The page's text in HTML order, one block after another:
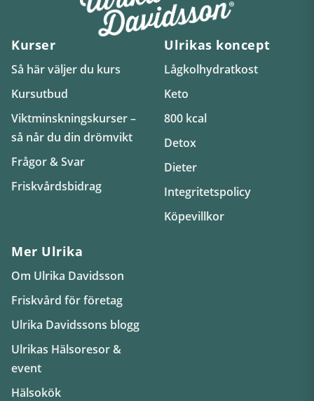
Kurser
Så här väljer du kurs
Kursutbud
Viktminskningskurser –
så når du din drömvikt
Frågor & Svar
Friskvårdsbidrag
Ulrikas koncept
Lågkolhydratkost
Keto
800 kcal
Detox
Dieter
Integritetspolicy
Köpevillkor
Mer Ulrika
Om Ulrika Davidsson
Friskvård för företag
Ulrika Davidssons blogg
Ulrikas Hälsoresor &
event
Hälsokök